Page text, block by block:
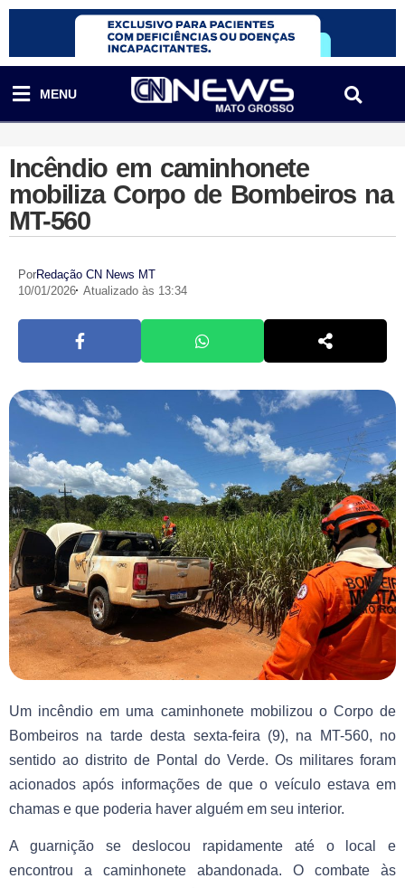
MENU
Incêndio em caminhonete
mobiliza Corpo de Bombeiros na
MT-560
PorRedação CN News MT
10/01/2026 Atualizado às 13:34
Um incêndio em uma caminhonete mobilizou o Corpo de
Bombeiros na tarde desta sexta-feira (9), na MT-560, no
sentido ao distrito de Pontal do Verde. Os militares foram
acionados após informações de que o veículo estava em
chamas e que poderia haver alguém em seu interior.
A guarnição se deslocou rapidamente até o local e
encontrou a caminhonete abandonada. O combate às